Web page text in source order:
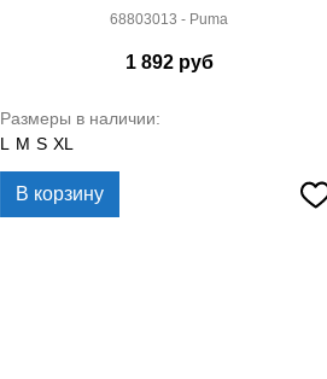
68803013 - Puma
1 892руб
Размеры в наличии:
L
M S XL
В корзину